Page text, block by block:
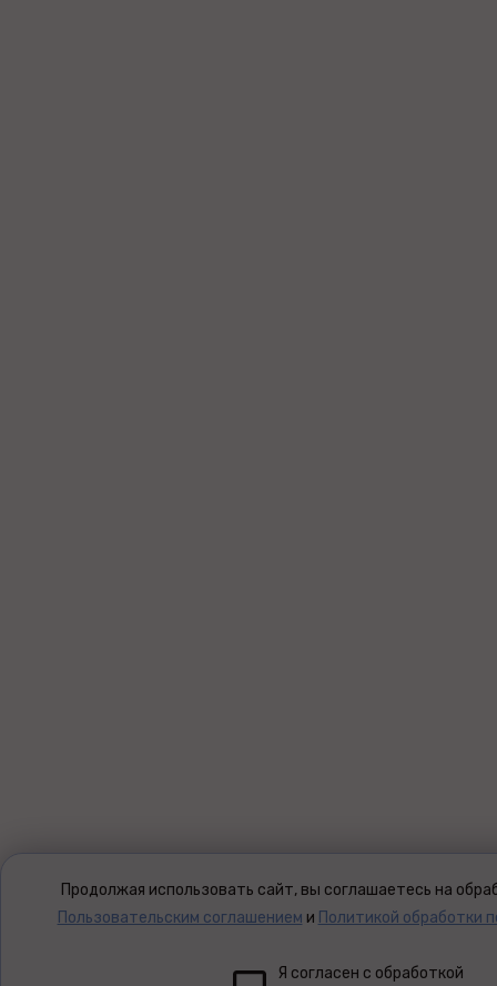
Продолжая использовать сайт, вы соглашаетесь на
Пользовательским соглашением и Политикой обработки
Я согласен с обработкой